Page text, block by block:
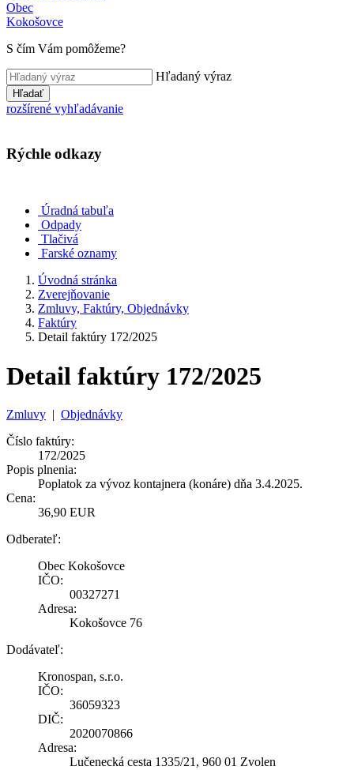
Obec
Kokošovce
S čím Vám pomôžeme?
Hľadaný výraz
Hľadať
rozšírené vyhľadávanie
Rýchle odkazy
Úradná tabuľa
Odpady
Tlačivá
Farské oznamy
Úvodná stránka
Zverejňovanie
Zmluvy, Faktúry, Objednávky
Faktúry
Detail faktúry 172/2025
Detail faktúry 172/2025
Zmluvy | Objednávky
Číslo faktúry:
172/2025
Popis plnenia:
Poplatok za vývoz kontajnera (konáre) dňa 3.4.2025.
Cena:
36,90 EUR
Odberateľ:
Obec Kokošovce
IČO:
00327271
Adresa:
Kokošovce 76
Dodávateľ:
Kronospan, s.r.o.
IČO:
36059323
DIČ:
2020070866
Adresa:
Lučenecká cesta 1335/21, 960 01 Zvolen